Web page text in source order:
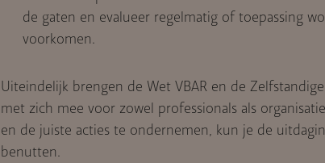
de gaten en evalueer regelmatig of toepassing
voorkomen.
Uiteindelijk brengen de Wet VBAR en de
met zich mee voor zowel professionals als
en de juiste acties te ondernemen, kun je de
benutten.